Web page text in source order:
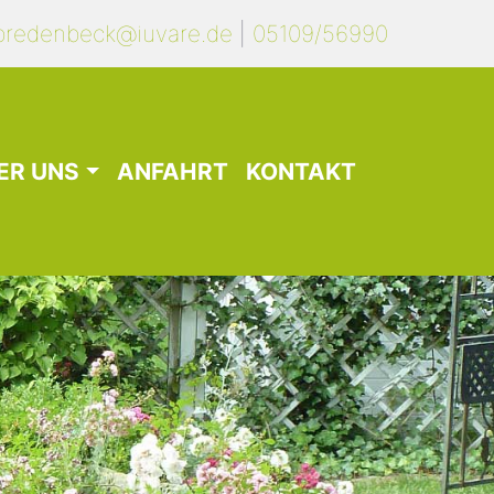
05109/56990
UNS ANFAHRT KONTAKT